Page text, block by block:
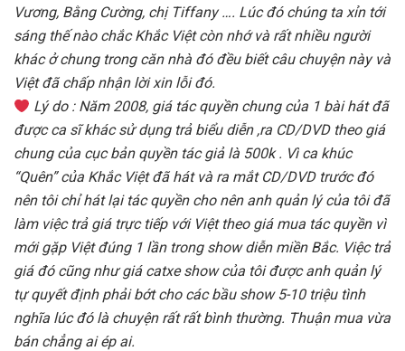
Vương, Bằng Cường, chị Tiffany …. Lúc đó chúng ta xỉn tới
sáng thế nào chắc Khắc Việt còn nhớ và rất nhiều người
khác ở chung trong căn nhà đó đều biết câu chuyện này và
Việt đã chấp nhận lời xin lỗi đó.
Lý do : Năm 2008, giá tác quyền chung của 1 bài hát đã
được ca sĩ khác sử dụng trả biểu diễn ,ra CD/DVD theo giá
chung của cục bản quyền tác giả là 500k . Vì ca khúc
“Quên” của Khắc Việt đã hát và ra mắt CD/DVD trước đó
nên tôi chỉ hát lại tác quyền cho nên anh quản lý của tôi đã
làm việc trả giá trực tiếp với Việt theo giá mua tác quyền vì
mới gặp Việt đúng 1 lần trong show diễn miền Bắc. Việc trả
giá đó cũng như giá catxe show của tôi được anh quản lý
tự quyết định phải bớt cho các bầu show 5-10 triệu tình
nghĩa lúc đó là chuyện rất rất bình thường. Thuận mua vừa
bán chẳng ai ép ai.